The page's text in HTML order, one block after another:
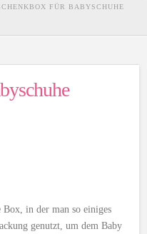
FÜR BABYSCHUHE
Box, in der man so einiges
genutzt, um dem Baby